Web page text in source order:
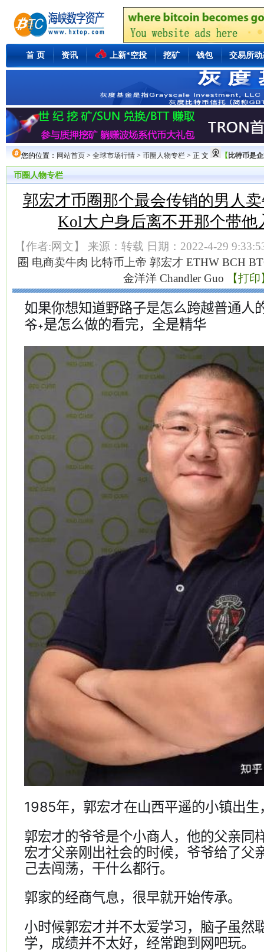
首 页 资讯 上新*空投 挖矿 钱包 交易所动
您的位置： 网站首页 > 全球市场行情 > 币圈人物专栏 > 正 文 【 比特币是
币圈人物专栏
郭宏才币圈那个最会传销的男人
Kol大户身后离不开那个带他
【作者:网文】 来源：转载 日期：2022-4-29
圈 电商卖牛肉 比特币上帝 郭宏才 ETHW BCH
金洋洋 Chandler Guo 【打
如果你想知道野路子是怎么跨越普通人
爷 是怎么做的看完，全是精华
1985年，郭宏才在山西平遥的小镇出
郭宏才的爷爷是个小商人，他的父亲同
宏才父亲刚出社会的时候，爷爷给了父
己去闯荡，干什么都行。
郭家的经商气息，很早就开始传承。
小时候郭宏才并不太爱学习，脑子虽然
学，成绩并不太好，经常跑到网吧玩。